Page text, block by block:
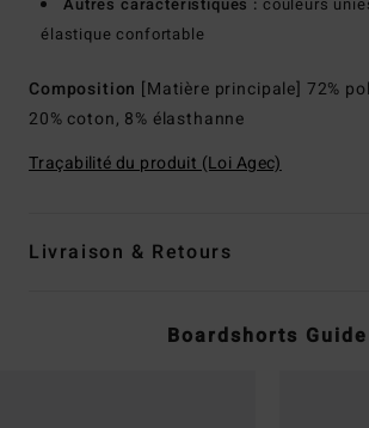
élastique confortable
Composition [Matière principale] 72%
20% coton, 8% élasthanne
Traçabilité du produit (Loi Agec)
Livraison & Retours
Boardshorts Guide